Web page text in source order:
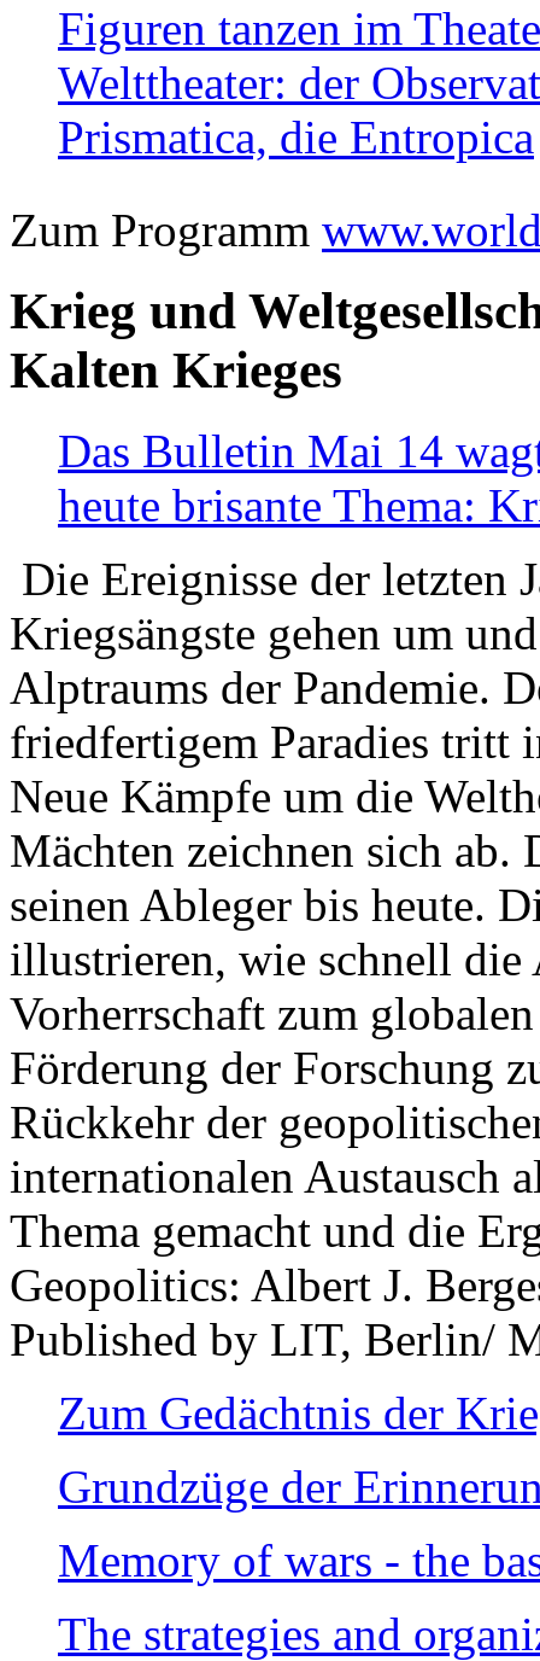
Figuren tanzen im
Welttheater: der
Prismatica, die Entropica
Zum Programm
Krieg und
Kalten Krieges
Das Bulletin Mai 14
heute brisante Thema:
Die Ereignisse der letzten
Kriegsängste gehen um
Alptraums der Pandemie.
friedfertigem Paradies tritt
Neue Kämpfe um die
Mächten zeichnen sich
seinen Ableger bis heute.
illustrieren, wie schnell die
Vorherrschaft zum
Förderung der Forschung
Rückkehr der
internationalen Austausch
Thema gemacht und die
Geopolitics: Albert J.
Published by LIT, Berlin/
Zum Gedächtnis der
Grundzüge der
Memory of wars - the
The strategies and